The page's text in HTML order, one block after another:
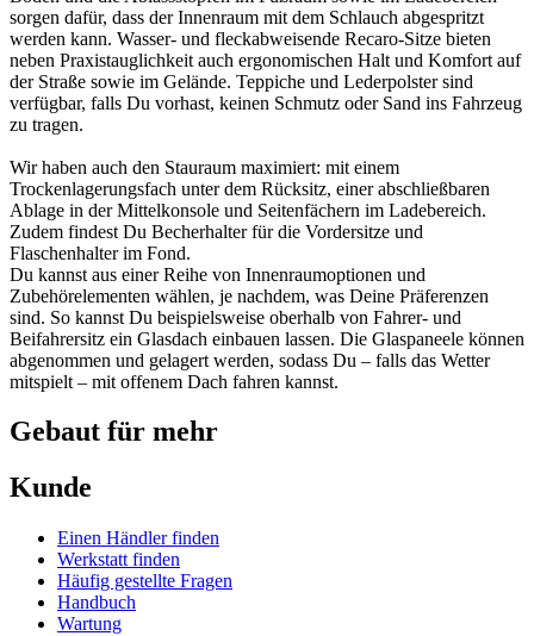
sorgen dafür, dass der Innenraum mit dem Schlauch abgespritzt
werden kann. Wasser- und fleckabweisende Recaro-Sitze bieten
neben Praxistauglichkeit auch ergonomischen Halt und Komfort auf
der Straße sowie im Gelände. Teppiche und Lederpolster sind
verfügbar, falls Du vorhast, keinen Schmutz oder Sand ins Fahrzeug
zu tragen.
Wir haben auch den Stauraum maximiert: mit einem
Trockenlagerungsfach unter dem Rücksitz, einer abschließbaren
Ablage in der Mittelkonsole und Seitenfächern im Ladebereich.
Zudem findest Du Becherhalter für die Vordersitze und
Flaschenhalter im Fond.
Du kannst aus einer Reihe von Innenraumoptionen und
Zubehörelementen wählen, je nachdem, was Deine Präferenzen
sind. So kannst Du beispielsweise oberhalb von Fahrer- und
Beifahrersitz ein Glasdach einbauen lassen. Die Glaspaneele können
abgenommen und gelagert werden, sodass Du – falls das Wetter
mitspielt – mit offenem Dach fahren kannst.
Gebaut für mehr
Kunde
Einen Händler finden
Werkstatt finden
Häufig gestellte Fragen
Handbuch
Wartung